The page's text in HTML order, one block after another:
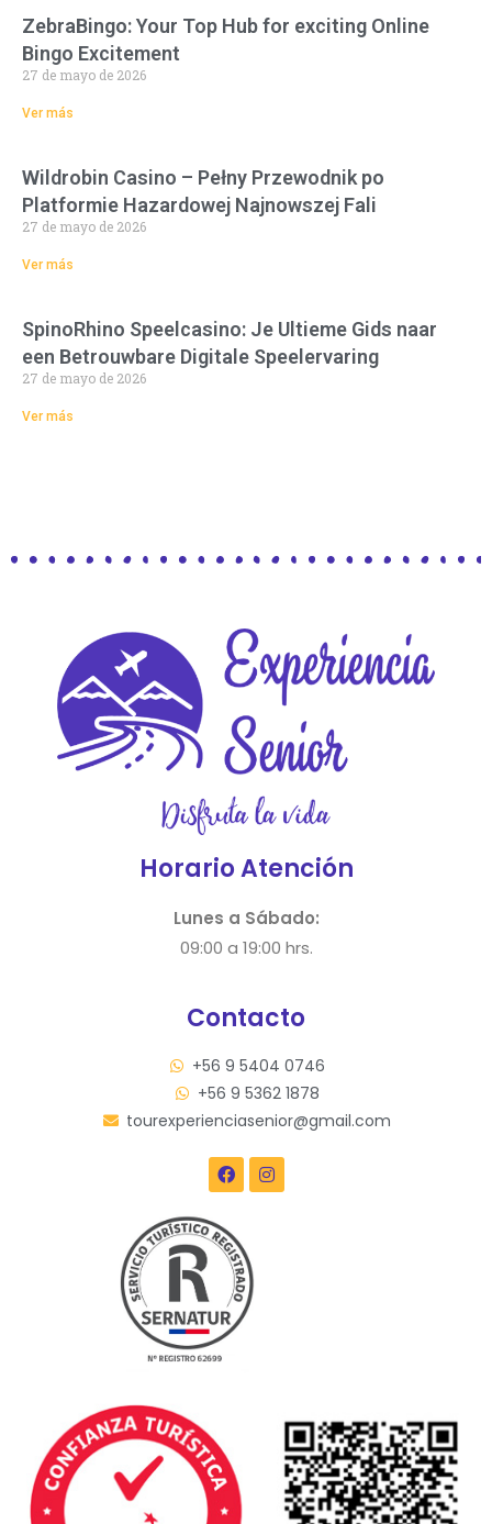
ZebraBingo: Your Top Hub for exciting Online
Bingo Excitement
27 de mayo de 2026
Ver más
Wildrobin Casino – Pełny Przewodnik po
Platformie Hazardowej Najnowszej Fali
27 de mayo de 2026
Ver más
SpinoRhino Speelcasino: Je Ultieme Gids naar
een Betrouwbare Digitale Speelervaring
27 de mayo de 2026
Ver más
Horario Atención
Lunes a Sábado:
09:00 a 19:00 hrs.
Contacto
+56 9 5404 0746
+56 9 5362 1878
tourexperienciasenior@gmail.com